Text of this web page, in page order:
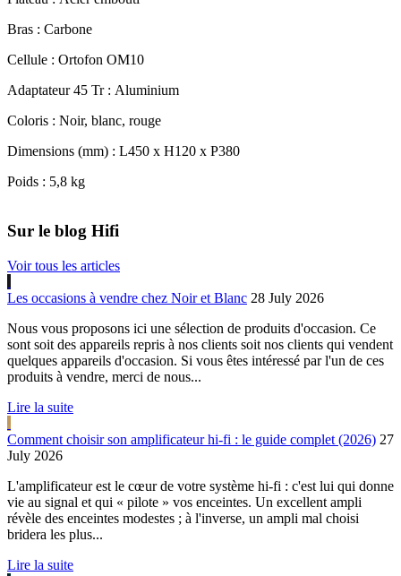
Bras : Carbone
Cellule : Ortofon OM10
Adaptateur 45 Tr : Aluminium
Coloris : Noir, blanc, rouge
Dimensions (mm) : L450 x H120 x P380
Poids : 5,8 kg
Sur le blog Hifi
Voir tous les articles
Les occasions à vendre chez Noir et Blanc 28 July 2026
Nous vous proposons ici une sélection de produits d'occasion. Ce
sont soit des appareils repris à nos clients soit nos clients qui vendent
quelques appareils d'occasion. Si vous êtes intéressé par l'un de ces
produits à vendre, merci de nous...
Lire la suite
Comment choisir son amplificateur hi-fi : le guide complet (2026) 27
July 2026
L'amplificateur est le cœur de votre système hi-fi : c'est lui qui donne
vie au signal et qui « pilote » vos enceintes. Un excellent ampli
révèle des enceintes modestes ; à l'inverse, un ampli mal choisi
bridera les plus...
Lire la suite